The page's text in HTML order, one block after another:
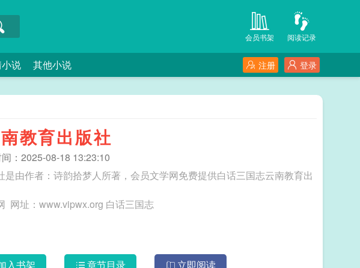
阅读记录
会员书架
说 其他小说 登录
注册
教育出版社
：2025-08-18 13:23:10
是由作者：诗韵拾梦人所著，会员文学网免费提供白话三国志云南教育出
三秒记住本站：会员文学网 网址：www.vipwx.org 白话三国志
入书架 章节目录 立即阅读